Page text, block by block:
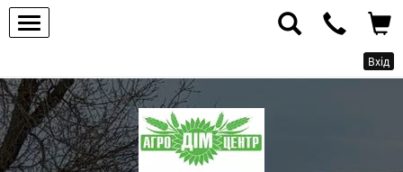
Вхід
ПП
"Агродім-
центр"